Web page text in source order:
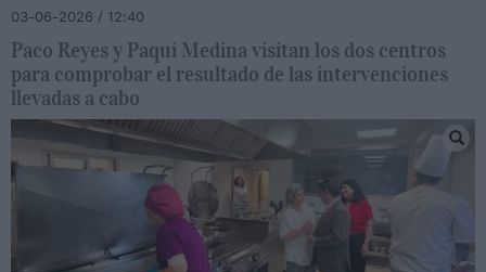
03-06-2026 / 12:40
Paco Reyes y Paqui Medina visitan los dos centros
para comprobar el resultado de las intervenciones
llevadas a cabo